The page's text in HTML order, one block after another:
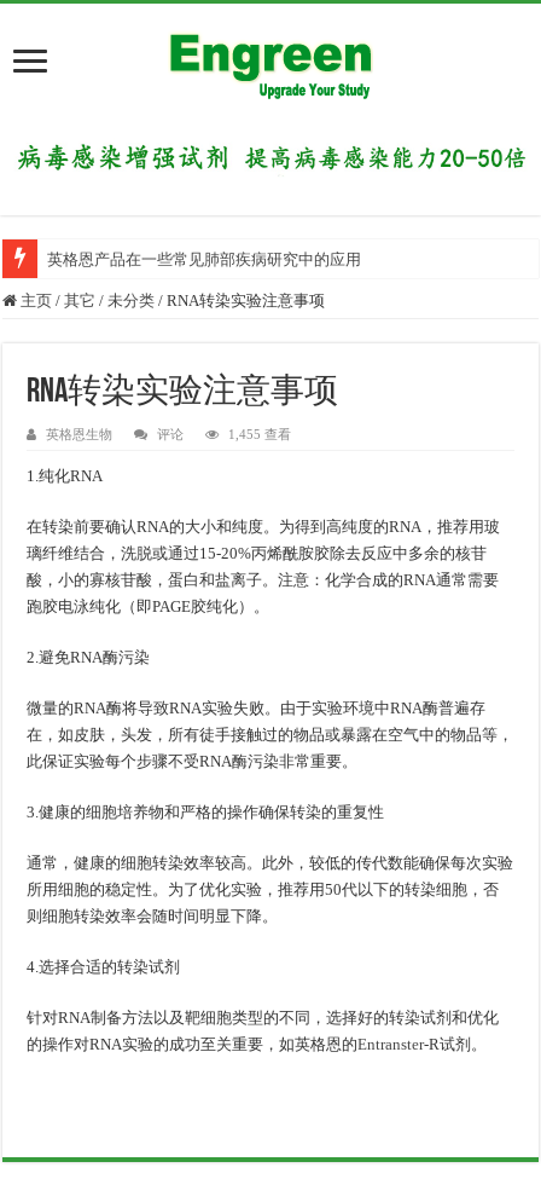
英格恩产品在一些常见肺部疾病研究中的应用
主页 / 其它 / 未分类 / RNA转染实验注意事项
RNA转染实验注意事项
英格恩生物 评论 1,455 查看
1.纯化RNA
在转染前要确认RNA的大小和纯度。为得到高纯度的RNA，推荐用玻
璃纤维结合，洗脱或通过15-20%丙烯酰胺胶除去反应中多余的核苷
酸，小的寡核苷酸，蛋白和盐离子。注意：化学合成的RNA通常需要
跑胶电泳纯化（即PAGE胶纯化）。
2.避免RNA酶污染
微量的RNA酶将导致RNA实验失败。由于实验环境中RNA酶普遍存
在，如皮肤，头发，所有徒手接触过的物品或暴露在空气中的物品等，
此保证实验每个步骤不受RNA酶污染非常重要。
3.健康的细胞培养物和严格的操作确保转染的重复性
通常，健康的细胞转染效率较高。此外，较低的传代数能确保每次实验
所用细胞的稳定性。为了优化实验，推荐用50代以下的转染细胞，否
则细胞转染效率会随时间明显下降。
4.选择合适的转染试剂
针对RNA制备方法以及靶细胞类型的不同，选择好的转染试剂和优化
的操作对RNA实验的成功至关重要，如英格恩的Entranster-R试剂。